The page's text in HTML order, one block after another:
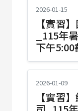
2026-01-15
【實習
_115年
下午5:00
2026-01-09
【實習